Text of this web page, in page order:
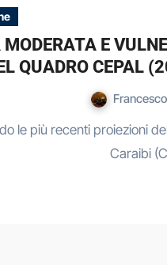
MODERATA E
QUADRO CEPAL
le più recenti proiezioni
Caraibi